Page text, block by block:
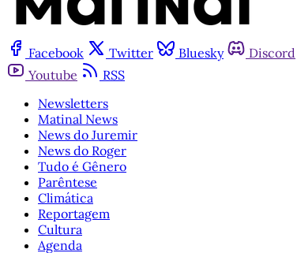
Facebook Twitter Bluesky Discord
Youtube
RSS
Newsletters
Matinal News
News do Juremir
News do Roger
Tudo é Gênero
Parêntese
Climática
Reportagem
Cultura
Agenda